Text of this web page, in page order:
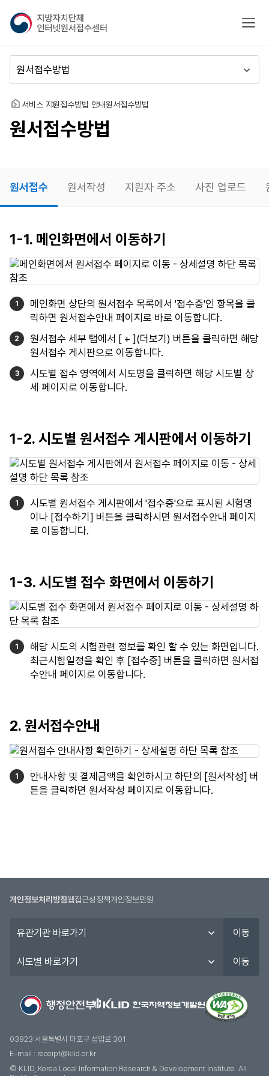
지
방
자
치
단
체
인
넷
원
수
센
터
모바
뉴
동
홈 서비스 지원접수방법 안내원서접수방법
원서접수방법
원서접수 원서작성 지원자 주소 사진 업로드
원서접수
1-1. 메인화면에서 이동하기
메인화면 상단의 원서접수 목록에서 '접수중'인 항목을 클
릭하면 원서접수안내 페이지로 바로 이동합니다.
원서접수 세부 탭에서 [ + ](더보기) 버튼을 클릭하면 해당
원서접수 게시판으로 이동합니다.
시도별 접수 영역에서 시도명을 클릭하면 해당 시도별 상
세 페이지로 이동합니다.
1-2. 시도별 원서접수 게시판에서 이동하기
시도별 원서접수 게시판에서 '접수중'으로 표시된 시험명
이나 [접수하기] 버튼을 클릭하시면 원서접수안내 페이지
로 이동합니다.
1-3. 시도별 접수 화면에서 이동하기
해당 시도의 시험관련 정보를 확인 할 수 있는 화면입니다.
최근시험일정을 확인 후 [접수중] 버튼을 클릭하면 원서접
수안내 페이지로 이동합니다.
2. 원서접수안내
안내사항 및 결제금액을 확인하시고 하단의 [원서작성] 버
튼을 클릭하면 원서작성 페이지로 이동합니다.
개인정보처리방침웹접근성정책개인정보민원
관
이동
도
기
이동
03923 서울특별시 마포구 성암로 301
E-mail : receipt@klid.or.kr
© KLID, Korea Local Information Research & Development Institute. AII